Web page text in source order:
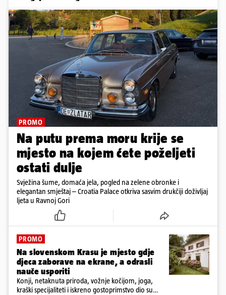
PROMO
Na putu prema moru krije se
mjesto na kojem ćete poželjeti
ostati dulje
Svježina šume, domaća jela, pogled na zelene obronke i
elegantan smještaj – Croatia Palace otkriva sasvim drukčiji doživljaj
ljeta u Ravnoj Gori
PROMO
Na slovenskom Krasu je mjesto gdje
djeca zaborave na ekrane, a odrasli
nauče usporiti
Konji, netaknuta priroda, vožnje kočijom, joga,
kraški specijaliteti i iskreno gostoprimstvo dio su